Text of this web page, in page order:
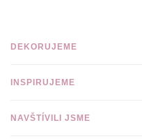
DEKORUJEME
INSPIRUJEME
NAVŠTÍVILI JSME